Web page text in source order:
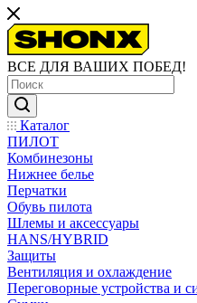
ВСЕ ДЛЯ ВАШИХ ПОБЕД!
Каталог
ПИЛОТ
Комбинезоны
Нижнее белье
Перчатки
Обувь пилота
Шлемы и аксессуары
HANS/HYBRID
Защиты
Вентиляция и охлаждение
Переговорные устройства и